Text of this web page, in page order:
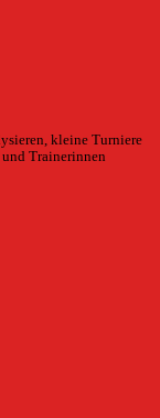
kleine Turniere
Trainerinnen